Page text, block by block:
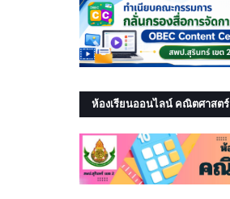
ห้องเรียนออนไลน์ คณิตศาสตร์